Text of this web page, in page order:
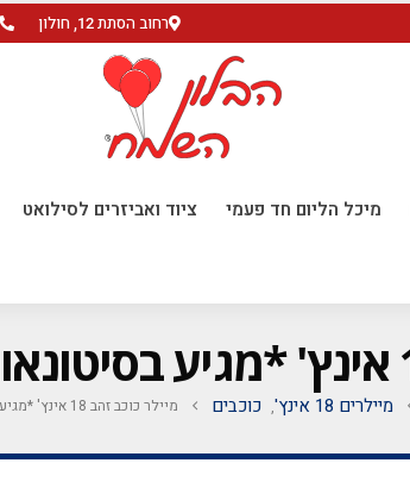
רחוב הסתת 12, חולון
מיכל הליום חד פעמי ציוד ואביזרים לסילואט
מיילרים 18 אינץ' , כוכבים מיילר כוכב זהב 18 אינץ' *מגיע בסיטונאות חבילה של 5 יח'*